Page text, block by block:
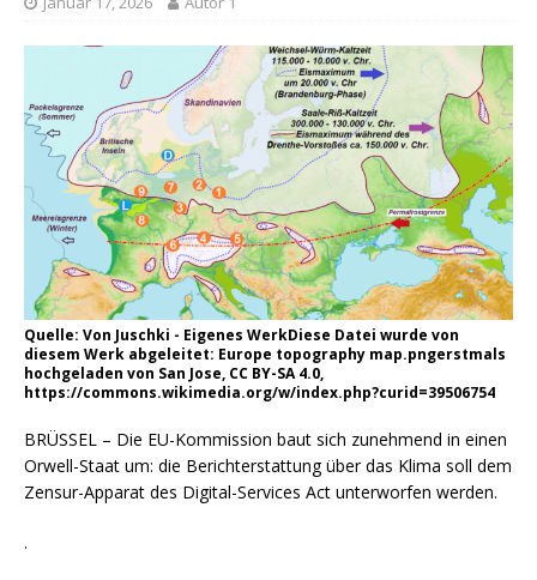
Quelle: Von Juschki - Eigenes WerkDiese Datei wurde von
diesem Werk abgeleitet: Europe topography map.pngerstmals
hochgeladen von San Jose, CC BY-SA 4.0,
https://commons.wikimedia.org/w/index.php?curid=39506754
BRÜSSEL – Die EU-Kommission baut sich zunehmend in einen
Orwell-Staat um: die Berichterstattung über das Klima soll dem
Zensur-Apparat des Digital-Services Act unterworfen werden.
.